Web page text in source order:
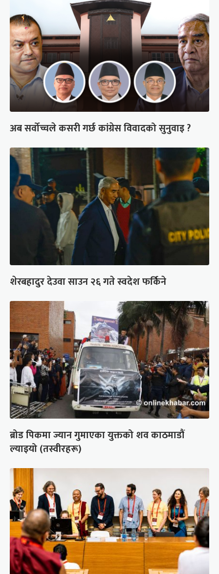
अब सर्वोच्चले कसरी गर्छ कांग्रेस विवादको सुनुवाइ ?
शेरबहादुर देउवा साउन २६ गते स्वदेश फर्किने
ब्रोड पिकमा ज्यान गुमाएका युक्तको शव काठमाडौं
ल्याइयो (तस्वीरहरू)